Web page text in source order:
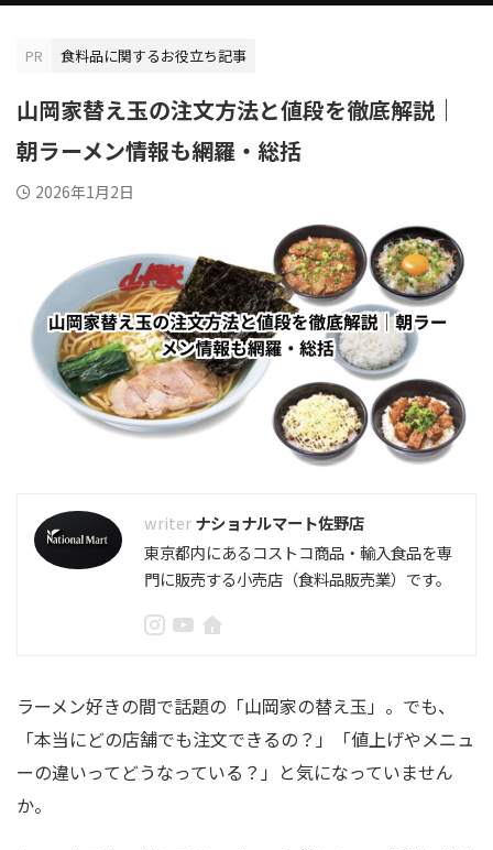
PR 食料品に関するお役立ち記事
山岡家替え玉の注文方法と値段を徹底解説｜
朝ラーメン情報も網羅・総括
2026年1月2日
ナショナルマート佐野店
東京都内にあるコストコ商品・輸入食品を専
門に販売する小売店（食料品販売業）です。
ラーメン好きの間で話題の「山岡家の替え玉」。でも、
「本当にどの店舗でも注文できるの？」「値上げやメニュ
ーの違いってどうなっている？」と気になっていません
か。